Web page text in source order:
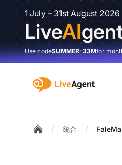
1 July – 31st August
LiveAI
Use codeSUMMER-33Mfor
:site.title
/ 統合 /